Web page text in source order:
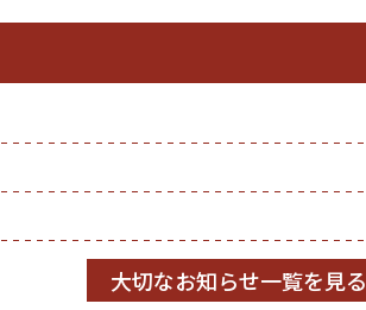
大切なお知らせ一覧を見る